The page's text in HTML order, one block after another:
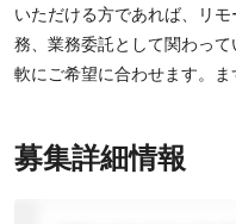
いただける方であれば、リ
務、業務委託として関わっ
軟にご希望に合わせます。ま
募集詳細情報